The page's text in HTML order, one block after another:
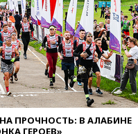
вчера, 20:15 ТАСС:
главы
после взрыва ничего не
угрожает
вчера, 20:08По всей
снова отключилось
электричество
вчера, 20:00Зеленский
ПРОЧНОСТЬ: В АЛАБИНЕ
ГЕРОЕВ»